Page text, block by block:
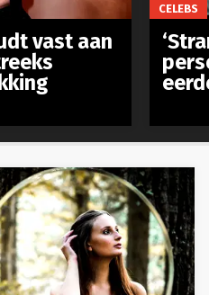
vast aan
CELEBS